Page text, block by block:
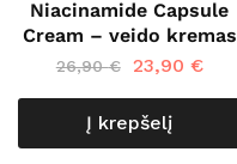
Niacinamide Capsule
Cream – veido kremas
26,90€ 23,90 €
Į krepšelį